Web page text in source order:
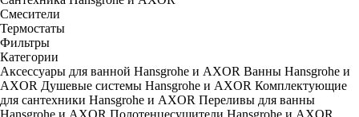
Смесители
Термостаты
Фильтры
Категории
Аксессуары для ванной Hansgrohe и AXOR Ванны Hansgrohe и
AXOR Душевые системы Hansgrohe и AXOR Комплектующие
для сантехники Hansgrohe и AXOR Переливы для ванны
Hansgrohe и AXOR Полотенцесушители Hansgrohe и AXOR